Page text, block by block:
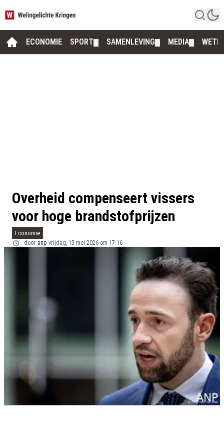
ECONOMIE SPORT SAMENLEVING MEDIA
Overheid compenseert vissers
voor hoge brandstofprijzen
Economie
door anp vrijdag, 15 mei 2026 om 17:16